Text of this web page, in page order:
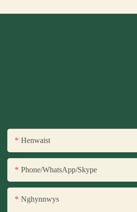
Henwaist
Phone/WhatsApp/Skype
Nghynnwys